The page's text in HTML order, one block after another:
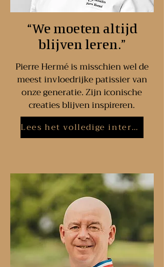
“We moeten altijd
blijven leren.”
Pierre Hermé is misschien wel de
meest invloedrijke patissier van
onze generatie. Zijn iconische
creaties blijven inspireren.
Lees het volledige interview